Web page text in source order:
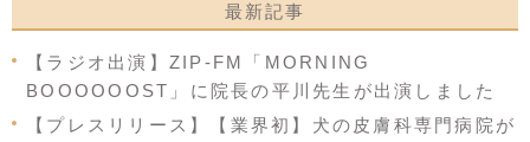
最新記事
【ラジオ出演】ZIP-FM「MORNING
BOOOOOOST」に院長の平川先生が出演しました
【プレスリリース】【業界初】犬の皮膚科専門病院が